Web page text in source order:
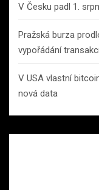
V Česku padl 1.
Pražská burza
vypořádání
V USA vlastní
nová data